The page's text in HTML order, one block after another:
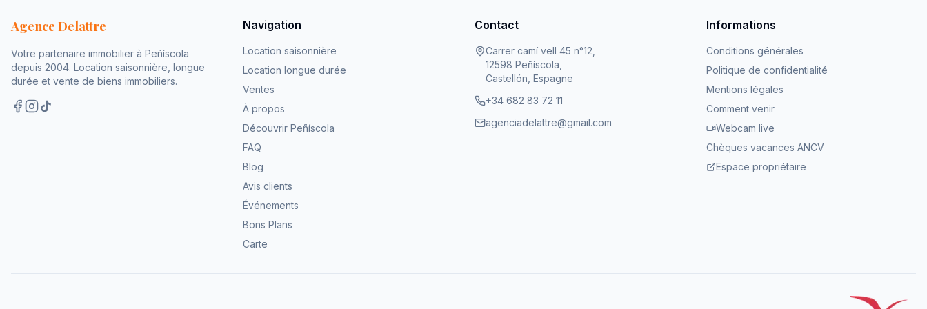
Agence Delattre
Votre partenaire immobilier à Peñíscola
depuis 2004. Location saisonnière, longue
durée et vente de biens immobiliers.
Navigation
Location saisonnière
Location longue durée
Ventes
À propos
Découvrir Peñíscola
FAQ
Blog
Avis clients
Événements
Bons Plans
Carte
Contact
Carrer camí vell 45 n°12,
12598 Peñíscola,
Castellón, Espagne
+34 682 83 72 11
agenciadelattre@gmail.com
Informations
Conditions générales
Politique de confidentialité
Mentions légales
Comment venir
Webcam live
Chèques vacances ANCV
Espace propriétaire